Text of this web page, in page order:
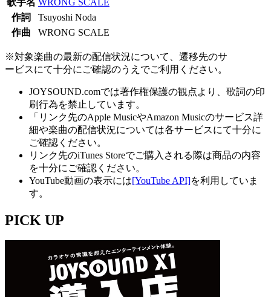
作詞
Tsuyoshi Noda
作曲
WRONG SCALE
※対象楽曲の最新の配信状況について、遷移先のサ
ービスにて十分にご確認のうえでご利用ください。
JOYSOUND.comでは著作権保護の観点より、歌詞の印
刷行為を禁止しています。
「リンク先のApple MusicやAmazon Musicのサービス詳
細や楽曲の配信状況については各サービスにて十分に
ご確認ください。
リンク先のiTunes Storeでご購入される際は商品の内容
を十分にご確認ください。
YouTube動画の表示には[YouTube API]を利用していま
す。
PICK UP